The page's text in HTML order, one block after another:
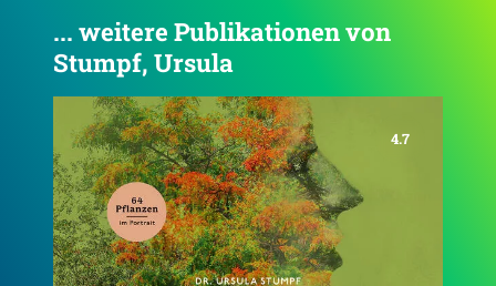
... weitere Publikationen von
Stumpf, Ursula
4.7